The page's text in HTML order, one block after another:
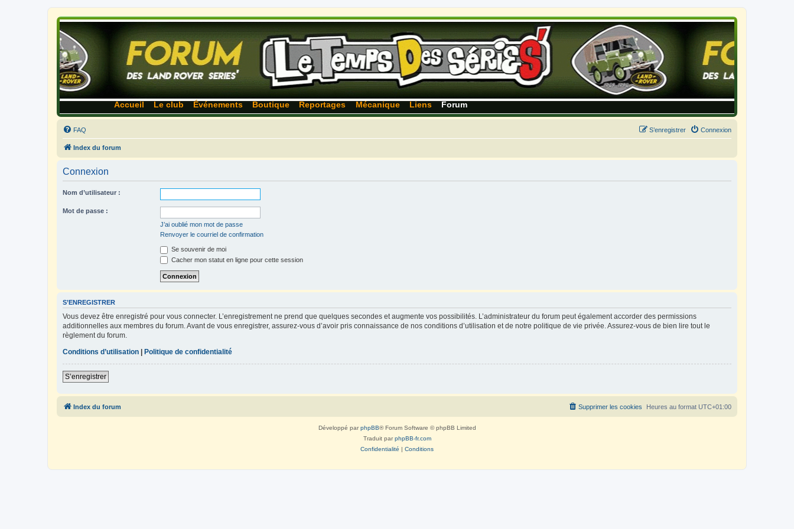
Accueil Le club Événements Boutique Reportages Mécanique Liens Forum
FAQ Connexion
S’enregistrer
Index du forum
Connexion
Nom d’utilisateur :
Mot de passe :
J’ai oublié mon mot de passe
Renvoyer le courriel de confirmation
Se souvenir de moi
Cacher mon statut en ligne pour cette session
S’ENREGISTRER
Vous devez être enregistré pour vous connecter. L’enregistrement ne prend que quelques secondes et augmente vos possibilités. L’administrateur du forum peut également accorder des permissions
additionnelles aux membres du forum. Avant de vous enregistrer, assurez-vous d’avoir pris connaissance de nos conditions d’utilisation et de notre politique de vie privée. Assurez-vous de bien lire tout le
règlement du forum.
Conditions d’utilisation | Politique de confidentialité
S’enregistrer
Index du forum Heures au format UTC+01:00
Supprimer les cookies
Développé parphpBB® Forum Software © phpBB Limited
Traduit parphpBB-fr.com
Confidentialité | Conditions